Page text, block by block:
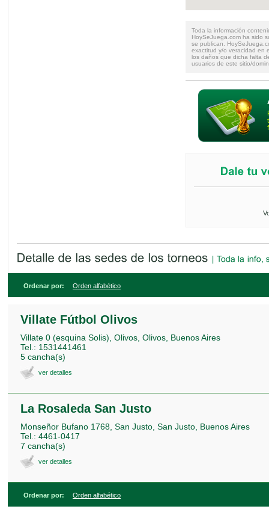
Toda la información
HoySeJuega.com ha sido
se publican.
exactitud y/o veracidad en
los daños que dicha falta
usuarios de este sitio/
Ordenar por: Orden alfabético
Villate Fútbol Olivos
Villate 0 (esquina Solis), Olivos, Olivos, Buenos Aires
Tel.: 1531441461
5 cancha(s)
ver detalles
La Rosaleda San Justo
Monseñor Bufano 1768, San Justo, San Justo, Buenos Aires
Tel.: 4461-0417
7 cancha(s)
ver detalles
Ordenar por: Orden alfabético